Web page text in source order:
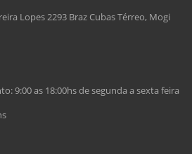
Lopes 2293 Braz Cubas Térreo, Mogi
9:00 as 18:00hs de segunda a sexta feira